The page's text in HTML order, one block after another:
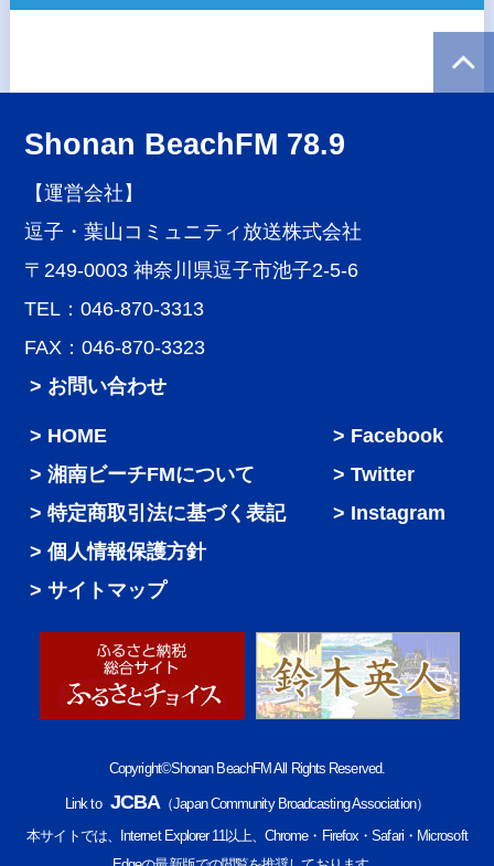
Shonan BeachFM 78.9
【運営会社】
逗子・葉山コミュニティ放送株式会社
〒249-0003 神奈川県逗子市池子2-5-6
TEL：046-870-3313
FAX：046-870-3323
> お問い合わせ
HOME
湘南ビーチFMについて
特定商取引法に基づく表記
個人情報保護方針
サイトマップ
Facebook
Twitter
Instagram
Copyright©Shonan BeachFM All Rights Reserved.
Link to JCBA（Japan Community Broadcasting Association）
本サイトでは、Internet Explorer 11以上、Chrome・Firefox・Safari・Microsoft